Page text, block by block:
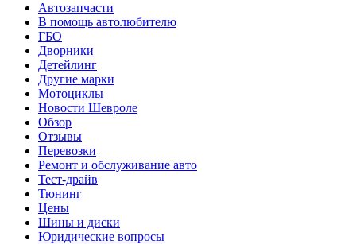
Автозапчасти
В помощь автолюбителю
ГБО
Дворники
Детейлинг
Другие марки
Мотоциклы
Новости Шевроле
Обзор
Отзывы
Перевозки
Ремонт и обслуживание авто
Тест-драйв
Тюнинг
Цены
Шины и диски
Юридические вопросы